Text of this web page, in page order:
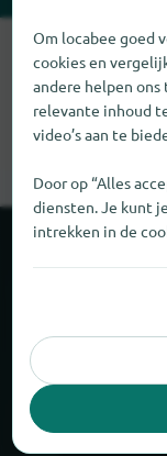
Sorry, we kunnen
weet waar
Partner
Wettelijk
Om locabee goed
cookies en
andere helpen
relevante inhoud
video’s aan te
Door op “Alles
diensten. Je kunt
intrekken in de